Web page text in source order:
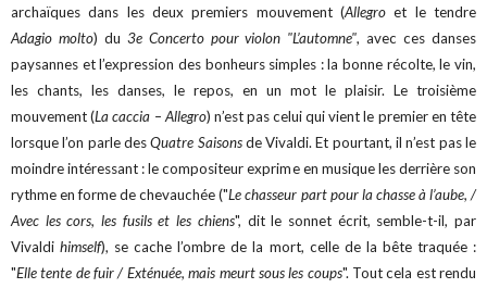
archaïques dans les deux premiers mouvement (Allegroet le tendre
Adagio molto) du 3e Concerto pour violon "L’automne", avec ces danses
paysannes et l’expression des bonheurs simples : la bonne récolte, le vin,
les chants, les danses, le repos, en un mot le plaisir. Le troisième
mouvement (La caccia – Allegro) n’est pas celui qui vient le premier en tête
lorsque l’on parle desQuatre Saisonsde Vivaldi. Et pourtant, il n’est pas le
moindre intéressant : le compositeur exprime en musique les derrière son
rythme en forme de chevauchée ("Le chasseur part pour la chasse à l’aube, /
Avec les cors, les fusils et les chiens", dit le sonnet écrit, semble-t-il, par
Vivaldihimself), se cache l’ombre de la mort, celle de la bête traquée :
"Elle tente de fuir / Exténuée, mais meurt sous les coups". Tout cela est rendu